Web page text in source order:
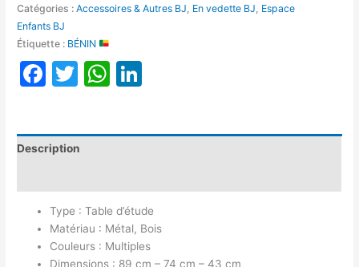
Catégories :Accessoires & Autres BJ En vedette BJ Espace
Enfants BJ
Étiquette : BÉNIN
Facebook
TwitterWhatsApp
Description
Type : Table d’étude
Matériau : Métal, Bois
Couleurs : Multiples
Dimensions : 89 cm – 74 cm – 43 cm